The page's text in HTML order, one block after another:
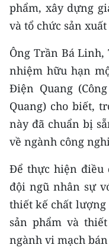
MUA BÁO
ENGLISH
中文
FRANÇAIS
РУССКИЙ
ESPAÑOL
한국어
phẩm, xây dựng
và tổ chức sản
Ông Trần Bá Linh,
nhiệm hữu hạn
Điện Quang
Quang) cho biết,
này đã chuẩn bị
về ngành công
Để thực hiện điều
đội ngũ nhân sự
thiết kế chất
sản phẩm và
ngành vi mạch